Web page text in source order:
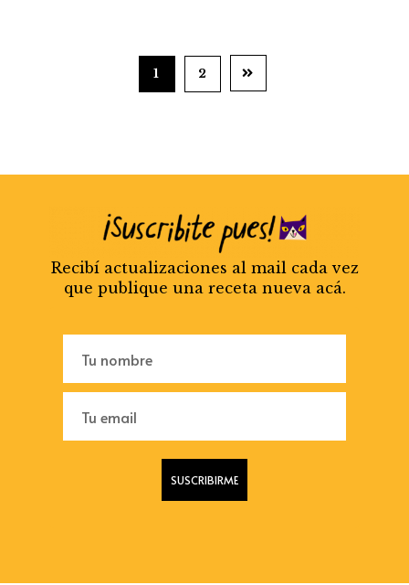
1 2
Recibí actualizaciones al mail cada vez
que publique una receta nueva acá.